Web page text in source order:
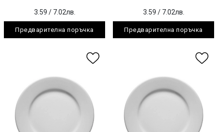
3.59 / 7.02лв.
Предварителна поръчка
3.59 / 7.02лв.
Предварителна поръчка